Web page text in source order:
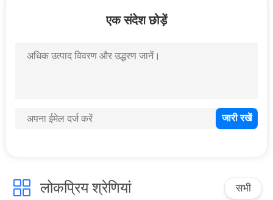
लाइट
एक संदेश छोड़ें
लोकप्रिय श्रेणियां सभी